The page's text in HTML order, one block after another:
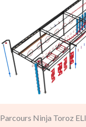
Parcours Ninja Toroz